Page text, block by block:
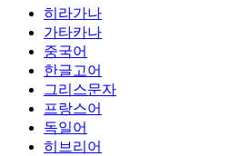
히라가나
가타카나
중국어
한글고어
그리스문자
프랑스어
독일어
히브리어